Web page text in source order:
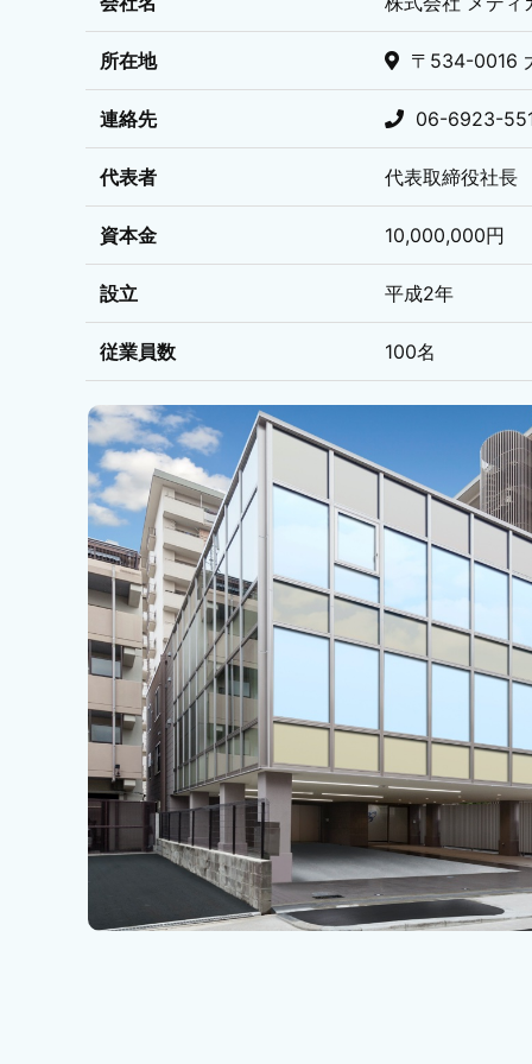
所在地 〒534-0016
連絡先 06-6923-
代表者 代表取締役社
資本金 10,000,000円
設立 平成2年
従業員数 100名